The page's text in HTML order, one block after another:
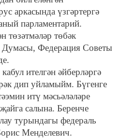
аркасында үзгәртергә
парламентарий.
төзәтмәләр төбәк
Думасы, Федерация Советы
ителгән әйберләргә
дип уйламыйм. Бүгенге
итү мәсьәләләре
салына. Беренче
турындагы федераль
Менделевич.